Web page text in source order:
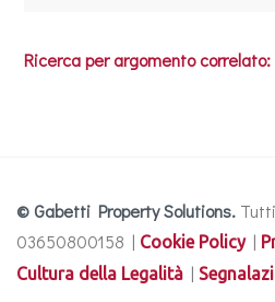
Ricerca per argomento correlato:
© Gabetti Property Solutions.
03650800158 | Cookie Policy|
Cultura della Legalità |